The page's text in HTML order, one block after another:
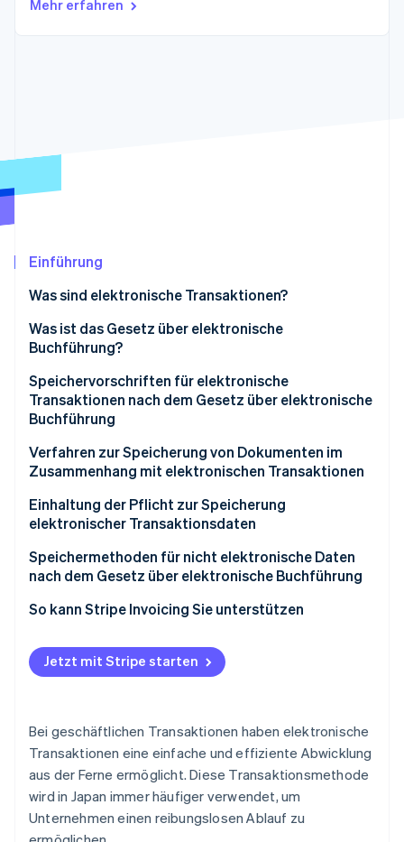
Betrugsprävention
Atlas
Ecosystem
Mehr erfahren
Einführung
Was sind elektronische Transaktionen?
Die Pflicht zur Speicherung elektronischer Daten
Was ist das Gesetz über elektronische
Buchführung?
Speichervorschriften für elektronische
Transaktionen nach dem Gesetz über elektronische
Buchführung
Gewährleistung der Authentizität
Gewährleistung der Sichtbarkeit
Verfahren zur Speicherung von Dokumenten im
Zusammenhang mit elektronischen Transaktionen
Aussteller
Einhaltung der Pflicht zur Speicherung
elektronischer Transaktionsdaten
Ein System implementieren
Speichermethoden für nicht elektronische Daten
nach dem Gesetz über elektronische Buchführung
Elektronische Aufzeichnung (optional)
Scannerspeicherung (optional)
So kann Stripe Invoicing Sie unterstützen
Jetzt mit Stripe starten
Bei geschäftlichen Transaktionen haben elektronische
Transaktionen eine einfache und effiziente Abwicklung
aus der Ferne ermöglicht. Diese Transaktionsmethode
wird in Japan immer häufiger verwendet, um
Unternehmen einen reibungslosen Ablauf zu